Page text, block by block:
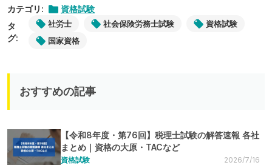
カテゴリ:
資格試験
タ
グ:
社労士 社会保険労務士試験
資格試験
国家資格
おすすめの記事
【令和8年度・第76回】税理士試験の解答速報 各社
まとめ｜資格の大原・TACなど
資格試験 2026/7/16